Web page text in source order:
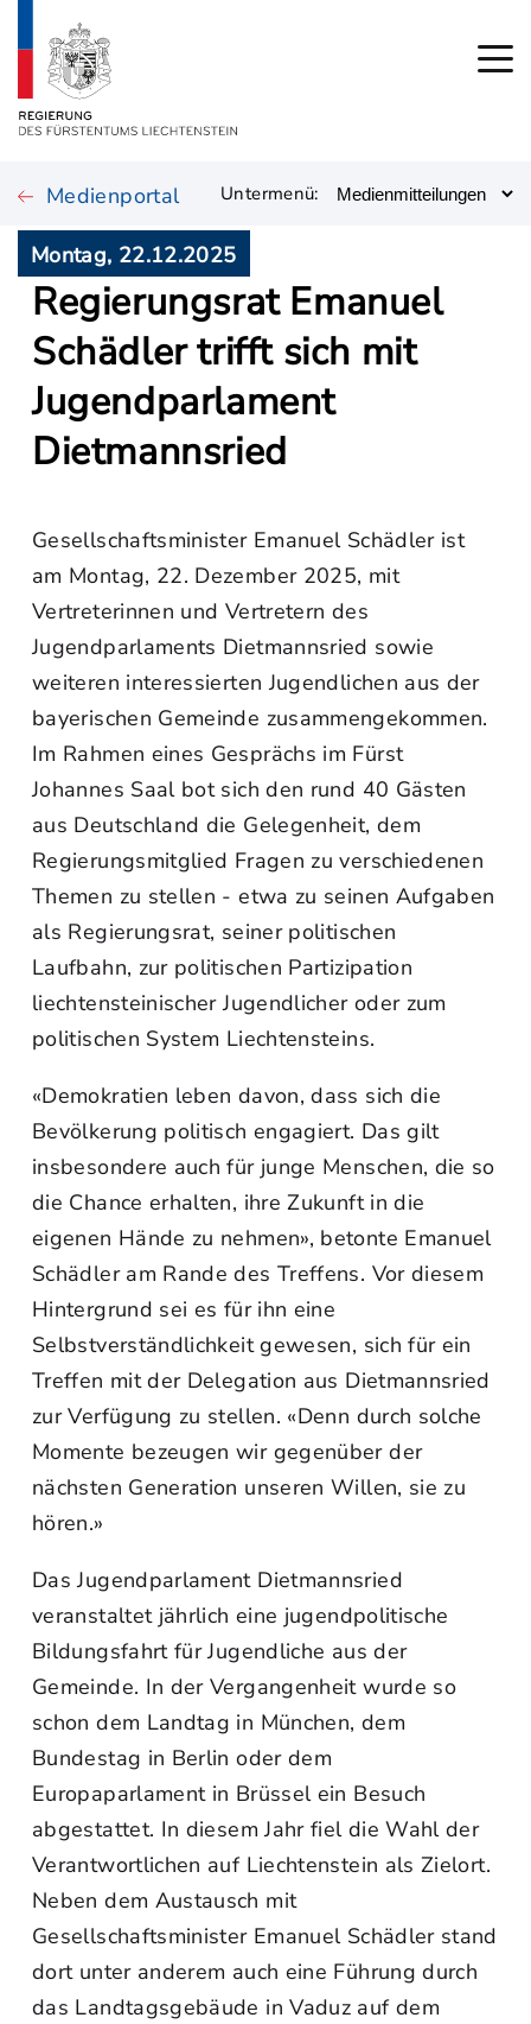
Medienportal Untermenü:
Montag, 22.12.2025
Regierungsrat Emanuel
Schädler trifft sich mit
Jugendparlament
Dietmannsried
Gesellschaftsminister Emanuel Schädler ist
am Montag, 22. Dezember 2025, mit
Vertreterinnen und Vertretern des
Jugendparlaments Dietmannsried sowie
weiteren interessierten Jugendlichen aus der
bayerischen Gemeinde zusammengekommen.
Im Rahmen eines Gesprächs im Fürst
Johannes Saal bot sich den rund 40 Gästen
aus Deutschland die Gelegenheit, dem
Regierungsmitglied Fragen zu verschiedenen
Themen zu stellen - etwa zu seinen Aufgaben
als Regierungsrat, seiner politischen
Laufbahn, zur politischen Partizipation
liechtensteinischer Jugendlicher oder zum
politischen System Liechtensteins.
«Demokratien leben davon, dass sich die
Bevölkerung politisch engagiert. Das gilt
insbesondere auch für junge Menschen, die so
die Chance erhalten, ihre Zukunft in die
eigenen Hände zu nehmen», betonte Emanuel
Schädler am Rande des Treffens. Vor diesem
Hintergrund sei es für ihn eine
Selbstverständlichkeit gewesen, sich für ein
Treffen mit der Delegation aus Dietmannsried
zur Verfügung zu stellen. «Denn durch solche
Momente bezeugen wir gegenüber der
nächsten Generation unseren Willen, sie zu
hören.»
Das Jugendparlament Dietmannsried
veranstaltet jährlich eine jugendpolitische
Bildungsfahrt für Jugendliche aus der
Gemeinde. In der Vergangenheit wurde so
schon dem Landtag in München, dem
Bundestag in Berlin oder dem
Europaparlament in Brüssel ein Besuch
abgestattet. In diesem Jahr fiel die Wahl der
Verantwortlichen auf Liechtenstein als Zielort.
Neben dem Austausch mit
Gesellschaftsminister Emanuel Schädler stand
dort unter anderem auch eine Führung durch
das Landtagsgebäude in Vaduz auf dem